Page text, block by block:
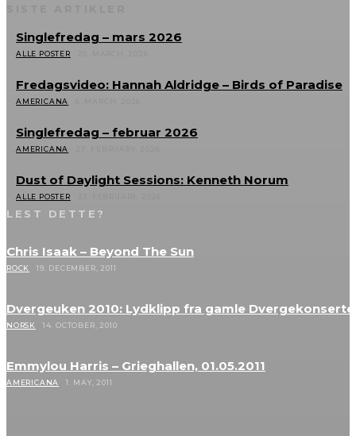
Singlefredag – mars 2026
ALLE POSTER
Fredagsvideo: Hannah Aldridge – Birds of Paradise
AMERICANA
Singlefredag – februar 2026
AMERICANA
Dust of Daylight Sessions: Kenneth Norum
ALLE POSTER
LEST DETTE?
Chris Isaak – Beyond The Sun
ROCK 19. DECEMBER, 2011
Dvergeuken 2010: Lydklipp fra gamle
NORSK 14. OCTOBER, 2010
Emmylou Harris – Grieghallen, 01.05.2011
AMERICANA 1. MAY, 2011